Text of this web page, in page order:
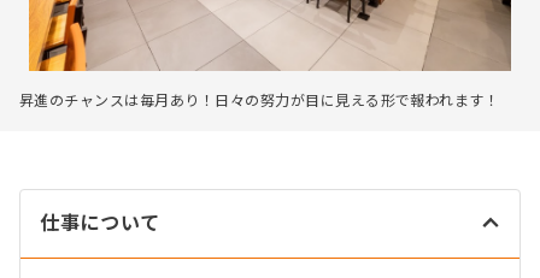
昇進のチャンスは毎月あり！日々の努力が目に見える形で報われます！
仕事について